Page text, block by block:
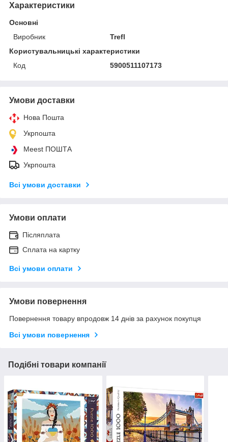
Характеристики
Основні
Виробник
Trefl
Користувальницькі характеристики
Код
5900511107173
Умови доставки
Нова Пошта
Укрпошта
Meest ПОШТА
Укрпошта
Всі умови доставки
Умови оплати
Післяплата
Сплата на картку
Всі умови оплати
Умови повернення
Повернення товару впродовж 14 днів за рахунок покупця
Всі умови повернення
Подібні товари компанії